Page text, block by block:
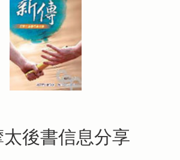
後書信息分享